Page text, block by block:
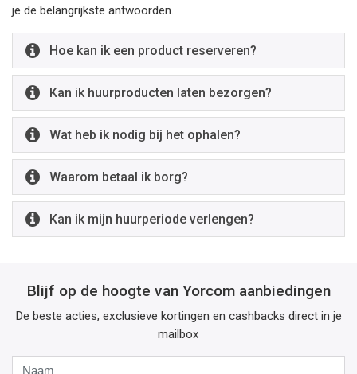
je de belangrijkste antwoorden.
Hoe kan ik een product reserveren?
Kan ik huurproducten laten bezorgen?
Wat heb ik nodig bij het ophalen?
Waarom betaal ik borg?
Kan ik mijn huurperiode verlengen?
Blijf op de hoogte van Yorcom aanbiedingen
De beste acties, exclusieve kortingen en cashbacks direct in je
mailbox